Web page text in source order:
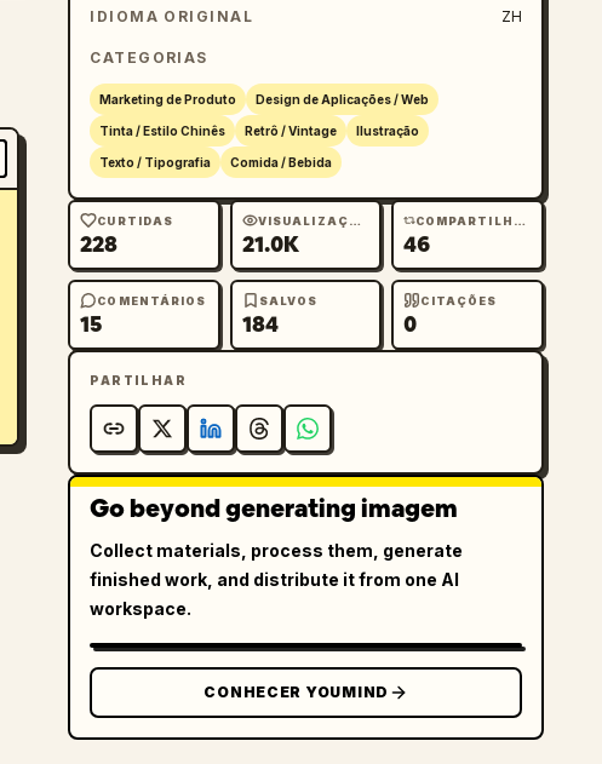
IDIOMA ORIGINAL ZH
CATEGORIAS
Marketing de Produto Design de Aplicações / Web
Tinta / Estilo Chinês Retrô / Vintage Ilustração
Texto / Tipografia Comida / Bebida
CURTIDAS
228
VISUALIZAÇÕES
21.0K
COMPARTILHAMENTOS
46
COMENTÁRIOS
15
SALVOS
184
CITAÇÕES
0
PARTILHAR
Go beyond generating imagem
Collect materials, process them, generate
finished work, and distribute it from one AI
workspace.
CONHECER YOUMIND